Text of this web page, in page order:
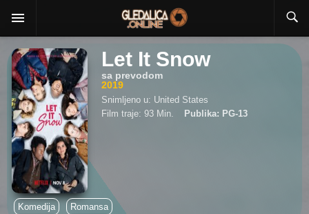
Let It Snow
sa prevodom
2019
Snimljeno u: United States
Film traje: 93 Min.
Publika: PG-13
Komedija Romansa